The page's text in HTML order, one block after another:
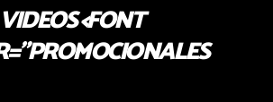
VIDEOS <FONT